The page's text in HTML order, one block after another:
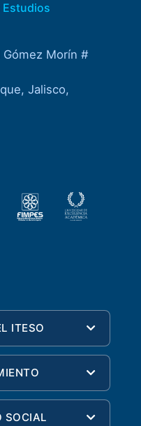
Morín #
Jalisco,
ITESO
SOCIAL